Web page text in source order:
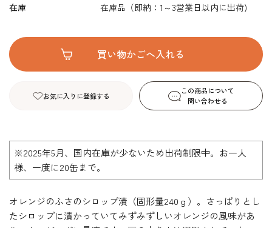
在庫
在庫品（即納：1～3営業日以内に出荷)
お気に入りに登録する
この商品について
問い合わせる
※2025年5月、国内在庫が少ないため出荷制限中。お一人
様、一度に20缶まで。
オレンジのふさのシロップ漬（固形量240ｇ）。さっぱりとし
たシロップに漬かっていてみずみずしいオレンジの風味があ